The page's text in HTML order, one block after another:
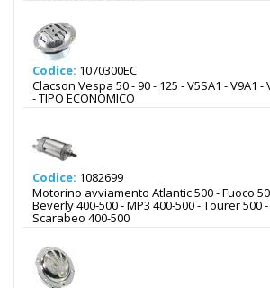
Codice: 1070300EC
Clacson Vespa 50 - 90 - 125 - V5SA1 - V9A1 -
- TIPO ECONOMICO
Codice: 1082699
Motorino avviamento Atlantic 500 - Fuoco
Beverly 400-500 - MP3 400-500 - Tourer 500 -
Scarabeo 400-500